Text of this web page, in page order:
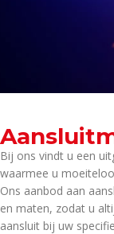
Bij ons vindt u een
waarmee u
Ons aanbod aan
en maten, zodat u
aansluit bij uw